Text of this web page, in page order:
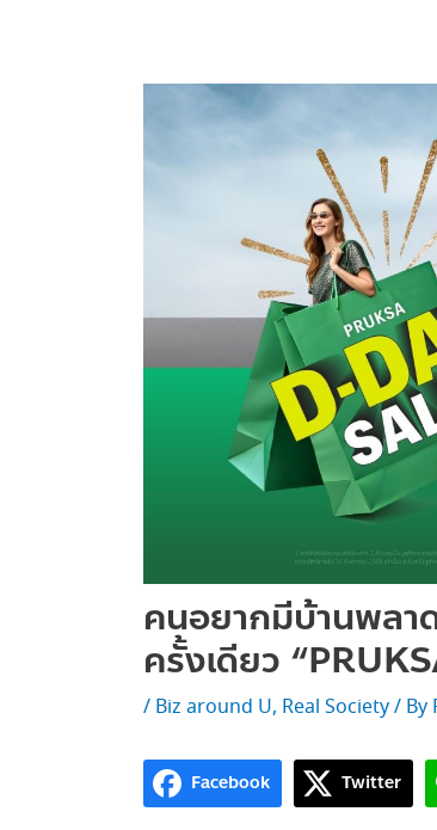
คนอยากมีบ้านพลา
ครั้งเดียว
/ Biz around U, Real Society/ By
Facebook Twitter